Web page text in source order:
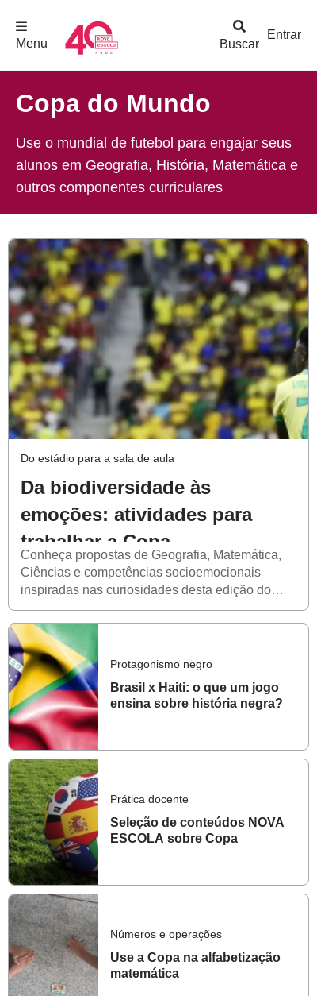
Buscar
Menu
Entrar
Copa do Mundo
Use o mundial de futebol para engajar seus
alunos em Geografia, História, Matemática e
outros componentes curriculares
Do estádio para a sala de aula
Da biodiversidade às
emoções: atividades para
trabalhar a Copa
Conheça propostas de Geografia, Matemática,
Ciências e competências socioemocionais
inspiradas nas curiosidades desta edição do
Mundial
Protagonismo negro
Brasil x Haiti: o que um jogo
ensina sobre história negra?
Prática docente
Seleção de conteúdos NOVA
ESCOLA sobre Copa
Números e operações
Use a Copa na alfabetização
matemática